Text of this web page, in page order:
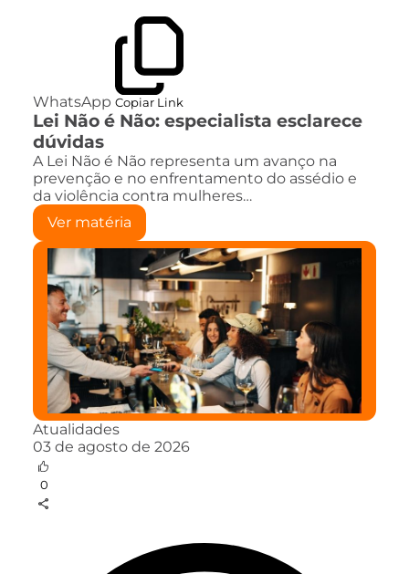
WhatsApp Copiar Link
Lei Não é Não: especialista esclarece
dúvidas
A Lei Não é Não representa um avanço na
prevenção e no enfrentamento do assédio e
da violência contra mulheres…
Ver matéria
Atualidades
03 de agosto de 2026
0